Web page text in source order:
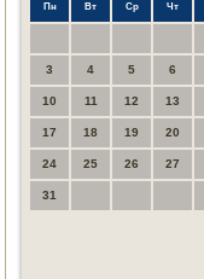
Пн Вт Ср Чт
3 4 5 6
10 11 12 13
17 18 19 20
24 25 26 27
31